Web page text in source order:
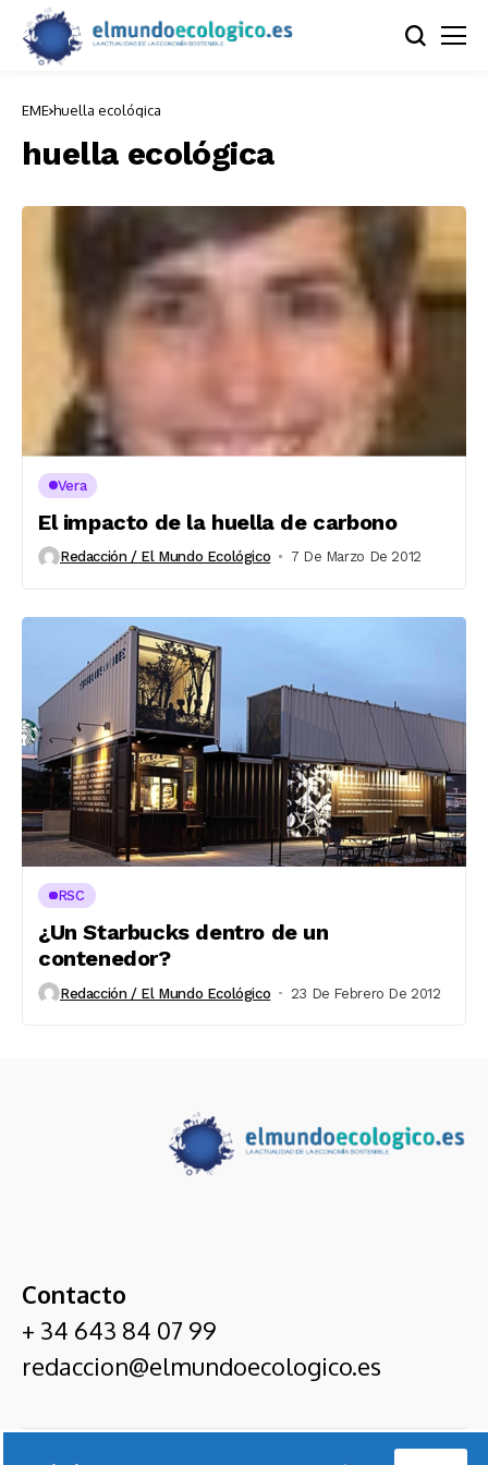
EME huella ecológica
huella ecológica
Vera
El impacto de la huella de carbono
Redacción / El Mundo Ecológico 7 De Marzo De 2012
RSC
¿Un Starbucks dentro de un
contenedor?
Redacción / El Mundo Ecológico 23 De Febrero De 2012
Contacto
+ 34 643 84 07 99
redaccion@elmundoecologico.es